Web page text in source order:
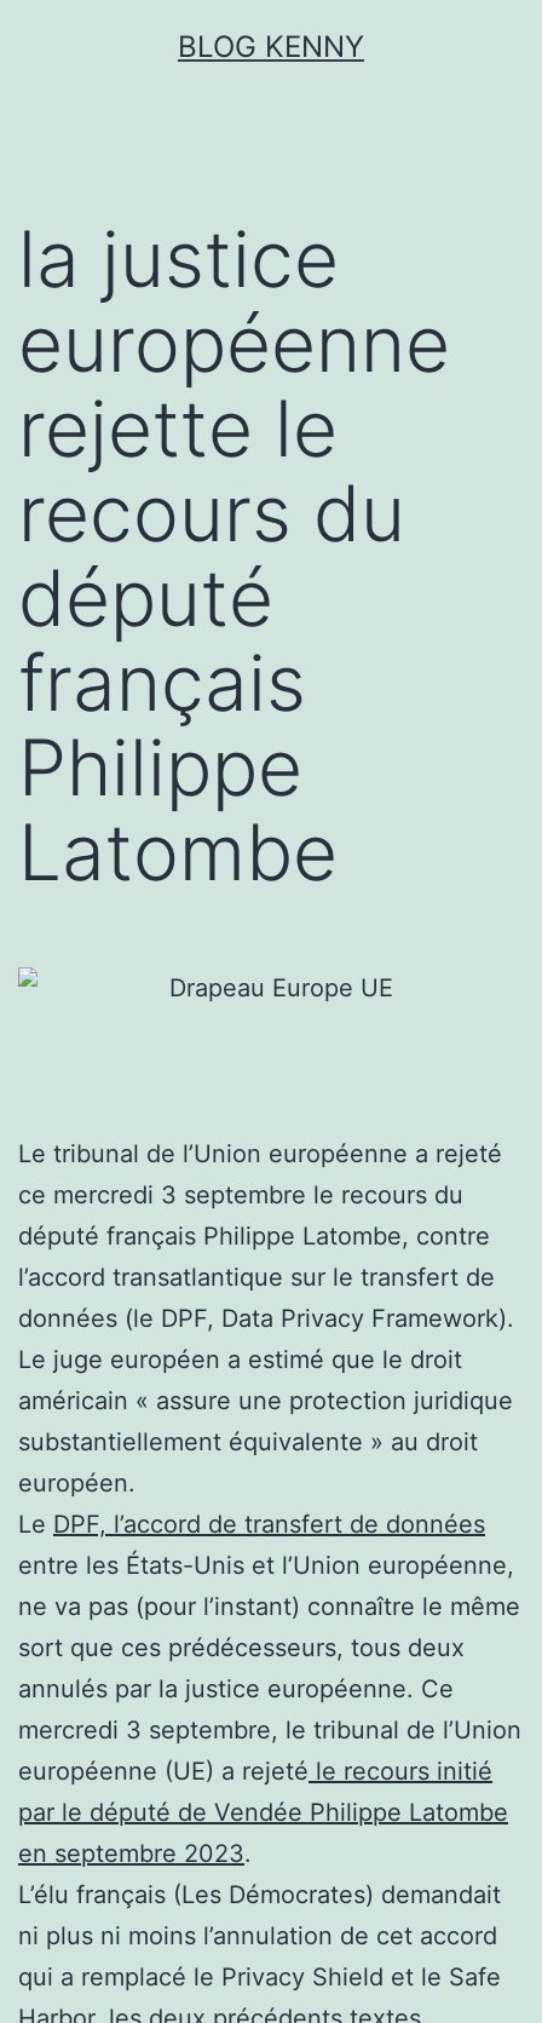
BLOG KENNY
la justice
européenne
rejette le
recours du
député
français
Philippe
Latombe
Le tribunal de l’Union européenne a rejeté
ce mercredi 3 septembre le recours du
député français Philippe Latombe, contre
l’accord transatlantique sur le transfert de
données (le DPF, Data Privacy Framework).
Le juge européen a estimé que le droit
américain « assure une protection juridique
substantiellement équivalente » au droit
européen.
Le DPF, l’accord de transfert de données
entre les États-Unis et l’Union européenne,
ne va pas (pour l’instant) connaître le même
sort que ces prédécesseurs, tous deux
annulés par la justice européenne. Ce
mercredi 3 septembre, le tribunal de l’Union
européenne (UE) a rejeté le recours initié
par le député de Vendée Philippe Latombe
en septembre 2023.
L’élu français (Les Démocrates) demandait
ni plus ni moins l’annulation de cet accord
qui a remplacé le Privacy Shield et le Safe